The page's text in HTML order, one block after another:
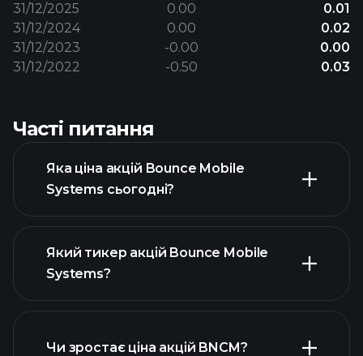
31/12/2025 0.00
0.01
31/12/2024
0.00
0.02
31/12/2023
-0.00
0.00
31/12/2022
-0.50 0.03
Часті питання
Яка ціна акцій Bounce Mobile
Systems сьогодні?
розширеній
Який тикер акцій Bounce Mobile
Systems?
Чи зростає ціна акцій BNCM?